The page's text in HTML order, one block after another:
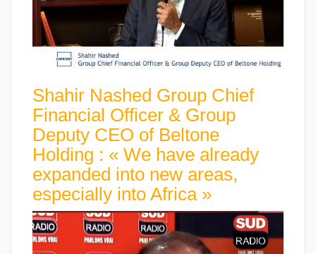
Shahir Nashed Group Chief
Financial Officer & Group
Deputy CEO of Beltone
Holding : « We have already
expanded into new areas,
especially into Africa »